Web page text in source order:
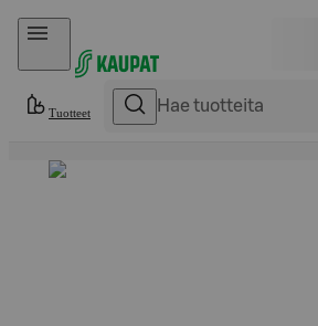
Hyppää sisältöön
Tuotteet